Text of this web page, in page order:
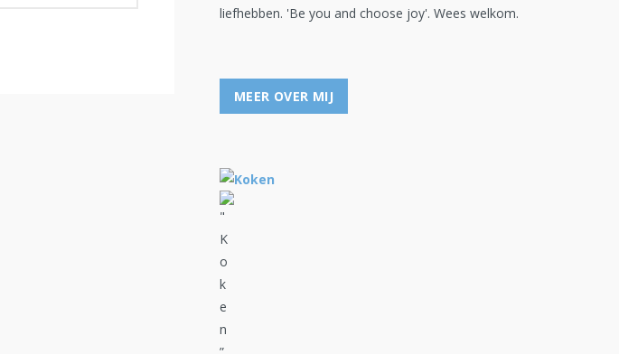
liefhebben. 'Be you and choose joy'. Wees welkom.
MEER OVER MIJ